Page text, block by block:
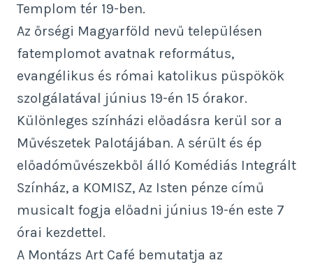
Templom tér 19-ben.
Az őrségi Magyarföld nevű településen
fatemplomot avatnak református,
evangélikus és római katolikus püspökök
szolgálatával június 19-én 15 órakor.
Különleges színházi előadásra kerül sor a
Művészetek Palotájában. A sérült és ép
előadóművészekből álló Komédiás Integrált
Színház, a KOMISZ, Az Isten pénze című
musicalt fogja előadni június 19-én este 7
órai kezdettel.
A Montázs Art Café bemutatja az